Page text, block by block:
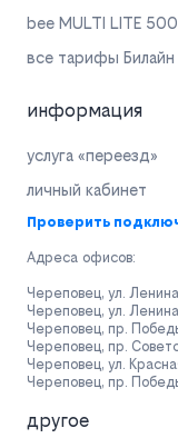
bee MULTI LITE
все тарифы Билайн
информация
услуга «переезд»
личный кабинет
Проверить
Адреса офисов:
Череповец, ул.
Череповец, ул.
Череповец, пр.
Череповец, пр.
Череповец, ул.
Череповец, пр.
другое